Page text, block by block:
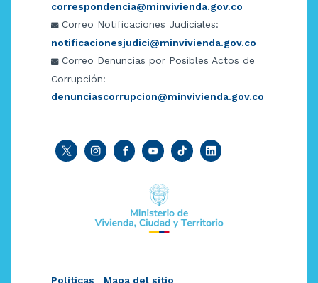
correspondencia@minvivienda.gov.co
Correo Notificaciones Judiciales:
notificacionesjudici@minvivienda.gov.co
Correo Denuncias por Posibles Actos de
Corrupción:
denunciascorrupcion@minvivienda.gov.co
Políticas Mapa del sitio